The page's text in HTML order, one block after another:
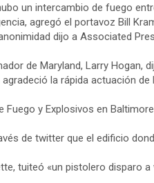
un intercambio de fuego
agregó el portavoz Bill
dijo a Associated
de Maryland, Larry Hogan,
la rápida actuación
Fuego y Explosivos en
de twitter que el edificio
tuiteó «un pistolero disparo